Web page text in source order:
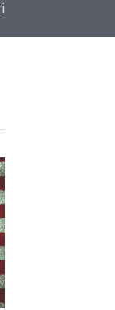
polis memuruna